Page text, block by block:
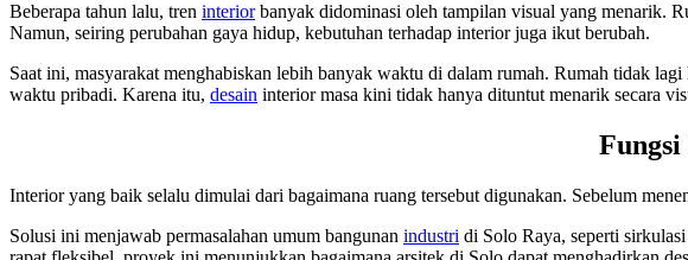
Beberapa tahun lalu, tren interiorbanyak didominasi oleh tampilan visual yang menarik.
Namun, seiring perubahan gaya hidup, kebutuhan terhadap interior juga ikut berubah.
Saat ini, masyarakat menghabiskan lebih banyak waktu di dalam rumah. Rumah tidak
waktu pribadi. Karena itu, desain interior masa kini tidak hanya dituntut menarik secara
Interior yang baik selalu dimulai dari bagaimana ruang tersebut digunakan. Sebelum
Solusi ini menjawab permasalahan umum bangunan industri di Solo Raya, seperti